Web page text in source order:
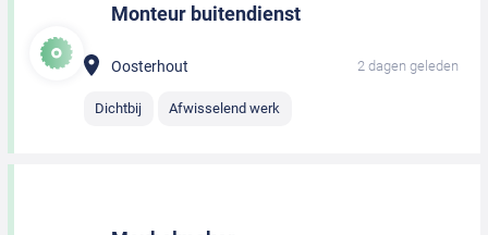
Monteur buitendienst
Oosterhout 2 dagen geleden
Dichtbij Afwisselend werk